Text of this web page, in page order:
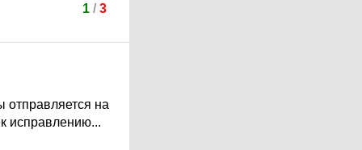
1/ 3
отправляется на
исправлению...